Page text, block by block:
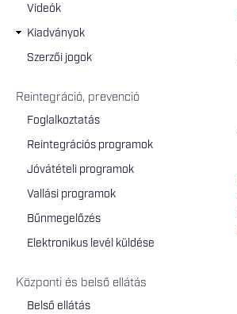
Videók
Kiadványok
Szerzői jogok
Reintegráció, prevenció
Foglalkoztatás
Reintegrációs programok
Jóvátételi programok
Vallási programok
Bűnmegelőzés
Elektronikus levél küldése
Központi és belső ellátás
Belső ellátás